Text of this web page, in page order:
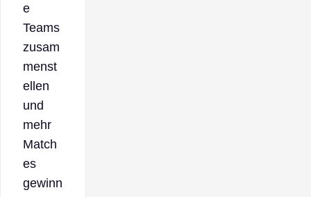
e
Teams
zusam
menst
ellen
und
mehr
Match
es
gewinn